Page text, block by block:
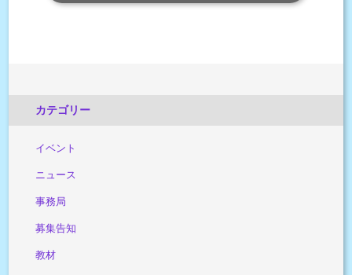
カテゴリー
イベント
ニュース
事務局
募集告知
教材